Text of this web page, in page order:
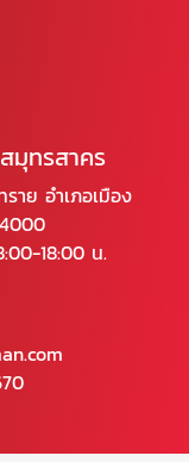
มุทรสาคร
าย อำเภอเมือง
18:00 น.